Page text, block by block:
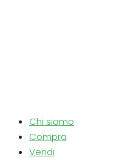
Chi siamo
Compra
Vendi